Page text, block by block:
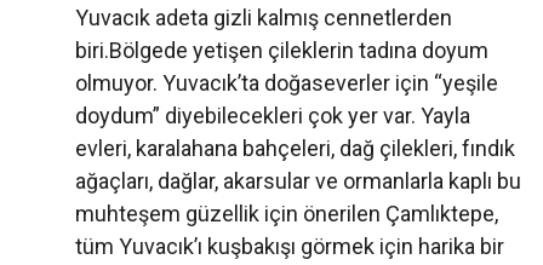
Yuvacık adeta gizli kalmış cennetlerden
biri.Bölgede yetişen çileklerin tadına doyum
olmuyor. Yuvacık’ta doğaseverler için “yeşile
doydum” diyebilecekleri çok yer var. Yayla
evleri, karalahana bahçeleri, dağ çilekleri, fındık
ağaçları, dağlar, akarsular ve ormanlarla kaplı bu
muhteşem güzellik için önerilen Çamlıktepe,
tüm Yuvacık’ı kuşbakışı görmek için harika bir